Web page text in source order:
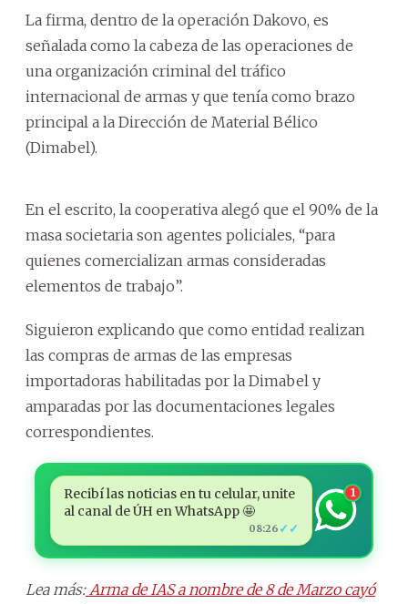
La firma, dentro de la operación Dakovo, es
señalada como la cabeza de las operaciones de
una organización criminal del tráfico
internacional de armas y que tenía como brazo
principal a la Dirección de Material Bélico
(Dimabel).
En el escrito, la cooperativa alegó que el 90% de la
masa societaria son agentes policiales, “para
quienes comercializan armas consideradas
elementos de trabajo”.
Siguieron explicando que como entidad realizan
las compras de armas de las empresas
importadoras habilitadas por la Dimabel y
amparadas por las documentaciones legales
correspondientes.
Recibí las noticias en tu celular, unite
al canal de ÚH en WhatsApp 🤩
08:26 ✓✓
1
Lea más:Arma de IAS a nombre de 8 de Marzo cayó